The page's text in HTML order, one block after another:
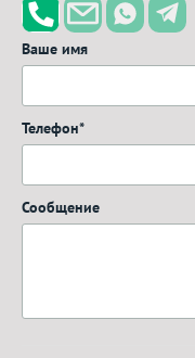
Ваше имя
Телефон*
Сообщение